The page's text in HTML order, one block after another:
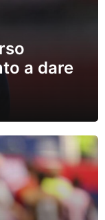
a dare